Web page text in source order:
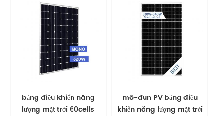
bảng điều khiển năng
lượng mặt trời 60cells
mô-đun PV bảng điều
khiển năng lượng mặt trời